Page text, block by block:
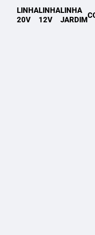
LINHA
20V
LINHA
12V
LINHA
JARDIM